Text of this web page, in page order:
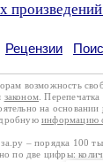
произведений
Рецензии
возможность
законом .
на основании
информацию
– порядка 100
по две цифры: